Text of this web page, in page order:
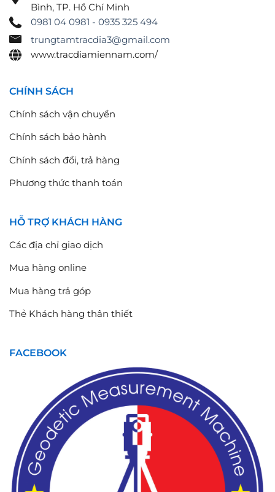
Bình, TP. Hồ Chí Minh
0981 04 0981 - 0935 325 494
trungtamtracdia3@gmail.com
www.tracdiamiennam.com/
CHÍNH SÁCH
Chính sách vận chuyển
Chính sách bảo hành
Chính sách đổi, trả hàng
Phương thức thanh toán
HỖ TRỢ KHÁCH HÀNG
Các địa chỉ giao dịch
Mua hàng online
Mua hàng trả góp
Thẻ Khách hàng thân thiết
FACEBOOK